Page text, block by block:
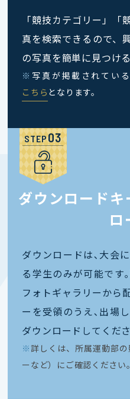
「競技カテゴリー」「
真を検索できるので、
の写真を簡単に見つけ
※ 写真が掲載されている
こちら となります。
STEP
ダウンロード
ロ
ダウンロードは､大会
る学生のみが可能です
フォトギャラリーから
ーを受領のうえ､出場
ダウンロードしてくだ
※ 詳しくは、所属運動部
ーなど）にご確認ください。